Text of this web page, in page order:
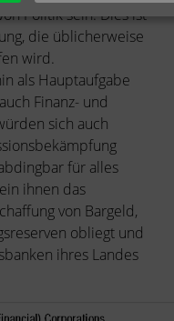
Politik sein. Dies ist
die üblicherweise
wird.
als Hauptaufgabe
Finanz- und
sich auch
für alles
ihnen das
von Bargeld,
obliegt und
ihres Landes